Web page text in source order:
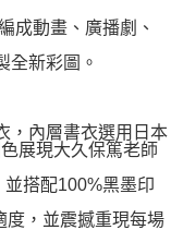
成動畫、廣播劇、
全新彩圖。
，內層書衣選用日本
展現大久保篤老師
搭配100%黑墨印
，並震撼重現每場